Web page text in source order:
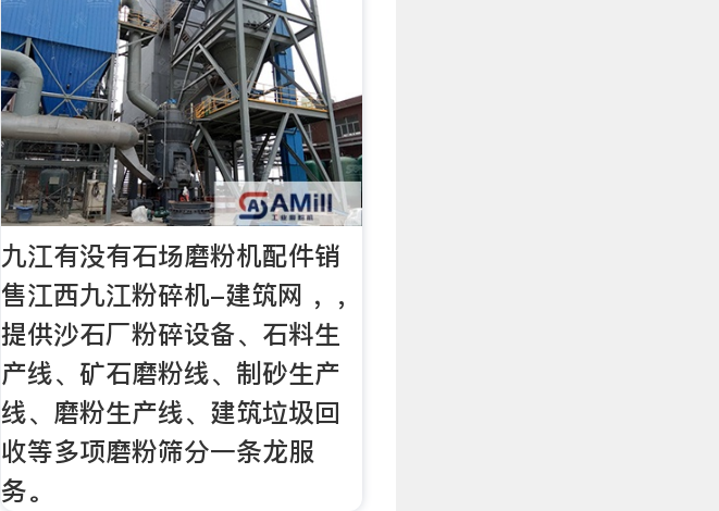
九江有没有石场磨粉机配件销
售江西九江粉碎机-建筑网 ，,
提供沙石厂粉碎设备、石料生
产线、矿石磨粉线、制砂生产
线、磨粉生产线、建筑垃圾回
收等多项磨粉筛分一条龙服
务。